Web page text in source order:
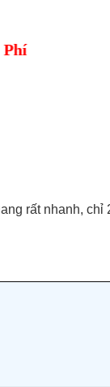
rất nhanh, chỉ